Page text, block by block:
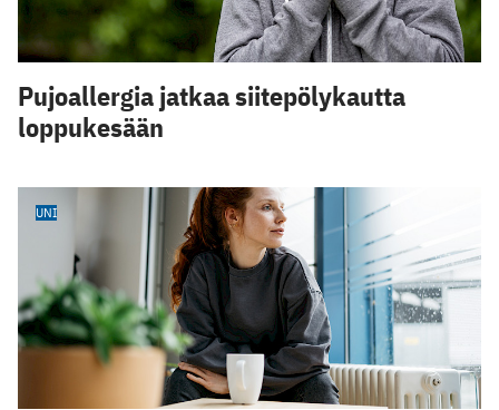
Pujoallergia jatkaa siitepölykautta
loppukesään
UNI